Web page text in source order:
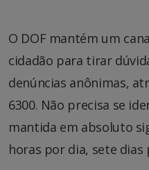
O DOF mantém um
cidadão para tirar
denúncias anônimas,
6300. Não precisa se
mantida em absoluto
horas por dia, sete dias